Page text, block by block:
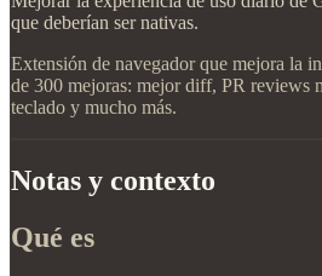
que deberían ser nativas.
Extensión de navegador que mejora la
de 300 mejoras: mejor diff, PR reviews
teclado y mucho más.
Notas y contexto
Qué es